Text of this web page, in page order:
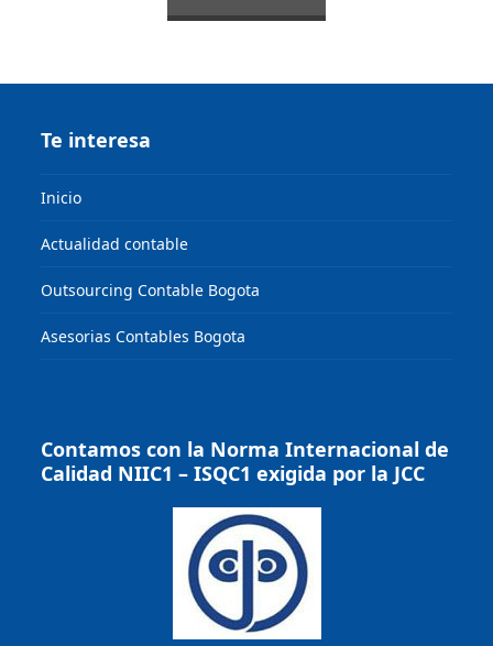
Te interesa
Inicio
Actualidad contable
Outsourcing Contable Bogota
Asesorias Contables Bogota
Contamos con la Norma Internacional de
Calidad NIIC1 – ISQC1 exigida por la JCC